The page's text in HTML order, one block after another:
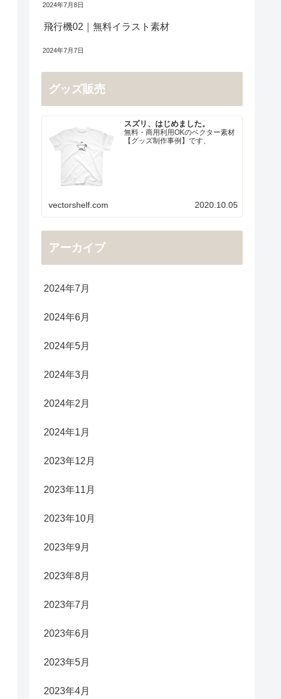
2024年7月8日
飛行機02｜無料イラスト素材
2024年7月7日
グッズ販売
スズリ、はじめました。
無料・商用利用OKのベクター素材
【グッズ制作事例】です、
vectorshelf.com 2020.10.05
アーカイブ
2024年7月
2024年6月
2024年5月
2024年3月
2024年2月
2024年1月
2023年12月
2023年11月
2023年10月
2023年9月
2023年8月
2023年7月
2023年6月
2023年5月
2023年4月